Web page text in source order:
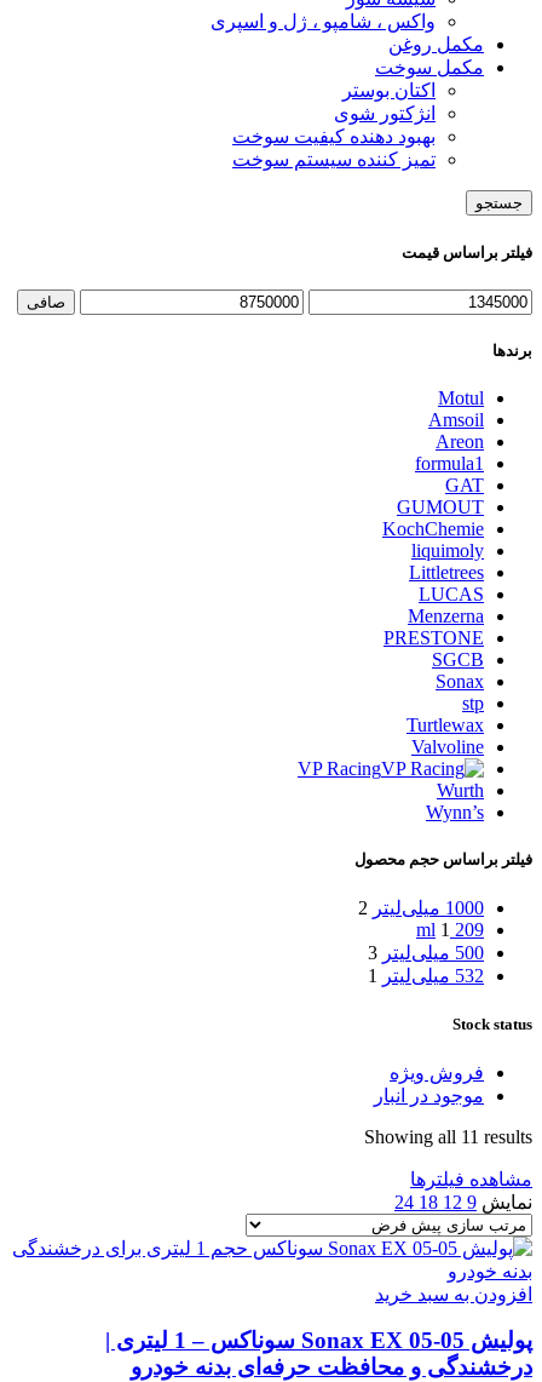
واکس ، شامپو ، ژل و اسپری
مکمل روغن
مکمل سوخت
اکتان بوستر
انژکتور شوی
بهبود دهنده کیفیت سوخت
تمیز کننده سیستم سوخت
جستجو
فیلتر براساس قیمت
حداقل
حداكثر
صافی
برندها
Motul
Amsoil
Areon
formula1
GAT
GUMOUT
KochChemie
liquimoly
Littletrees
LUCAS
Menzerna
PRESTONE
SGCB
Sonax
stp
Turtlewax
Valvoline
VP Racing
Wurth
Wynn’s
فیلتر براساس حجم محصول
1000 میلی‌لیتر
2
209 ml
1
500 میلی‌لیتر
3
532 میلی‌لیتر
1
Stock status
فروش ویژه
موجود در انبار
Showing all 11 results
مشاهده فیلترها
نمایش 9
12
18
24
افزودن به سبد خرید
پولیش Sonax EX 05-05 سوناکس – 1 لیتری |
درخشندگی و محافظت حرفه‌ای بدنه خودرو